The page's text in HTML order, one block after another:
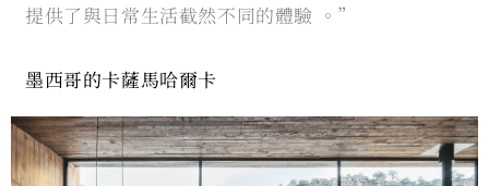
提供了與日常生活截然不同的體驗 。”
墨西哥的卡薩馬哈爾卡